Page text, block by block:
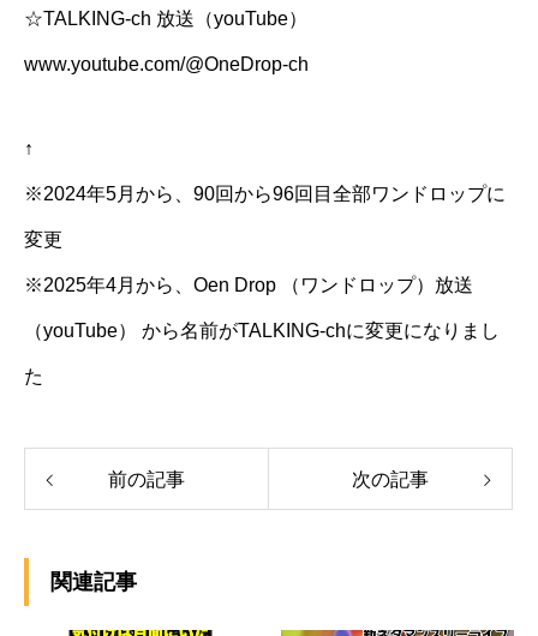
☆TALKING-ch 放送（youTube）
www.youtube.com/@OneDrop-ch
↑
※2024年5月から、90回から96回目全部ワンドロップに
変更
※2025年4月から、Oen Drop （ワンドロップ）放送
（youTube） から名前がTALKING-chに変更になりまし
た
前の記事 次の記事
関連記事